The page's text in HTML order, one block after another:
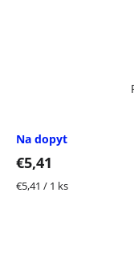
Na dopyt
€5,41
Jednotková
€5,41 / 1 ks